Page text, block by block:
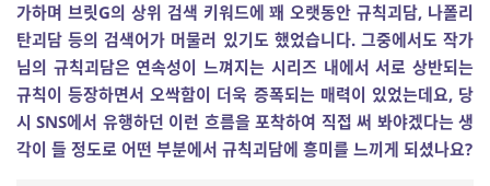
가하며 브릿G의 상위 검색 키워드에 꽤 오랫동안 규칙괴담, 나폴리
탄괴담 등의 검색어가 머물러 있기도 했었습니다. 그중에서도 작가
님의 규칙괴담은 연속성이 느껴지는 시리즈 내에서 서로 상반되는
규칙이 등장하면서 오싹함이 더욱 증폭되는 매력이 있었는데요, 당
시 SNS에서 유행하던 이런 흐름을 포착하여 직접 써 봐야겠다는 생
각이 들 정도로 어떤 부분에서 규칙괴담에 흥미를 느끼게 되셨나요?